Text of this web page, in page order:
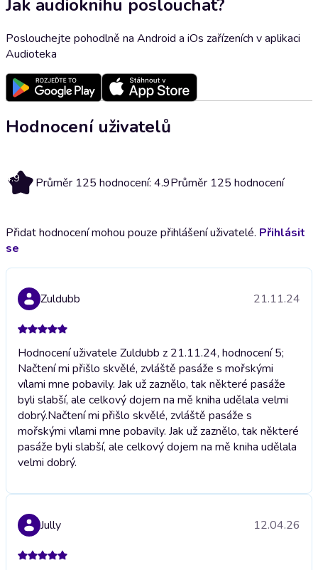
Jak audioknihu poslouchat?
Poslouchejte pohodlně na Android a iOs zařízeních v aplikaci
Audioteka
Hodnocení uživatelů
4.9 Průměr 125 hodnocení: 4.9Průměr 125 hodnocení
Přidat hodnocení mohou pouze přihlášení uživatelé. Přihlásit
se
Zuldubb 21.11.24
Hodnocení uživatele Zuldubb z 21.11.24, hodnocení 5;
Načtení mi přišlo skvělé, zvláště pasáže s mořskými
vílami mne pobavily. Jak už zaznělo, tak některé pasáže
byli slabší, ale celkový dojem na mě kniha udělala velmi
dobrý.Načtení mi přišlo skvělé, zvláště pasáže s
mořskými vílami mne pobavily. Jak už zaznělo, tak některé
pasáže byli slabší, ale celkový dojem na mě kniha udělala
velmi dobrý.
Jully 12.04.26